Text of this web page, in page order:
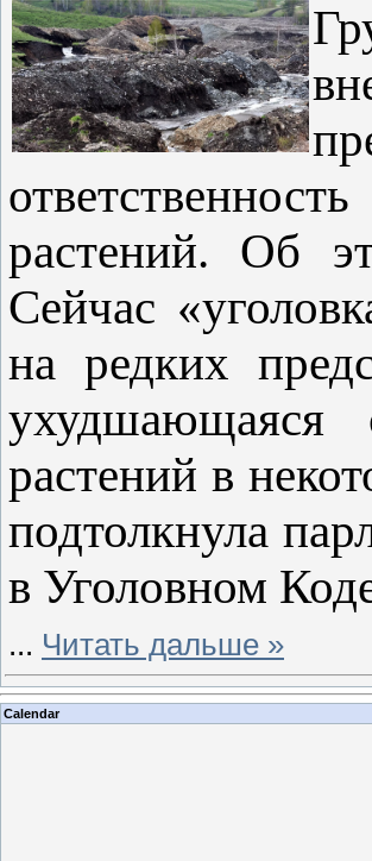
растений. Об
Сейчас
на редких
ухудшающаяся
растений в
подтолкнула
в Уголовном
... Читать дальше »
Calendar